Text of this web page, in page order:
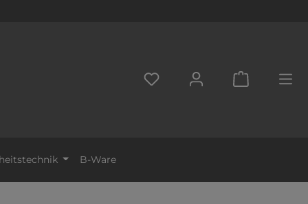
DU HAST 0 PRODUKTE AUF
B-Ware